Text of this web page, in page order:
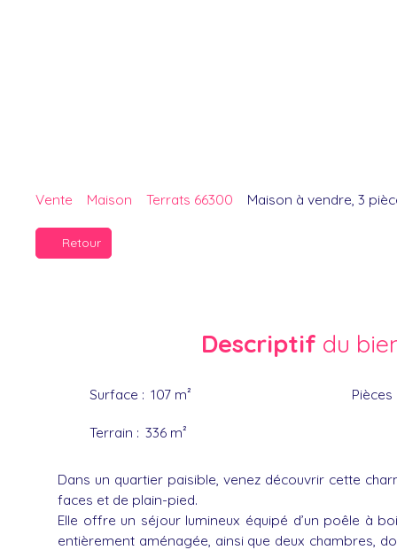
Vente Maison Terrats 66300 Maison à vendre, 3
Retour
Descriptif du
Surface : 107 m² Pièces
Terrain : 336 m²
Dans un quartier paisible, venez découvrir cette
faces et de plain-pied.
Elle offre un séjour lumineux équipé d’un poêle à
entièrement aménagée, ainsi que deux chambres,